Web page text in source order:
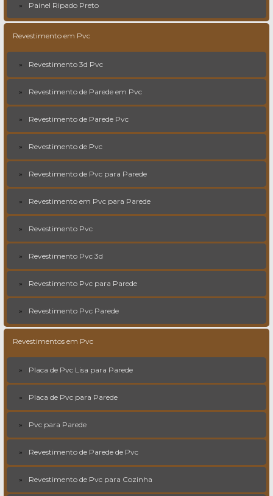
Painel Ripado Preto
Revestimento em Pvc
Revestimento 3d Pvc
Revestimento de Parede em Pvc
Revestimento de Parede Pvc
Revestimento de Pvc
Revestimento de Pvc para Parede
Revestimento em Pvc para Parede
Revestimento Pvc
Revestimento Pvc 3d
Revestimento Pvc para Parede
Revestimento Pvc Parede
Revestimentos em Pvc
Placa de Pvc Lisa para Parede
Placa de Pvc para Parede
Pvc para Parede
Revestimento de Parede de Pvc
Revestimento de Pvc para Cozinha